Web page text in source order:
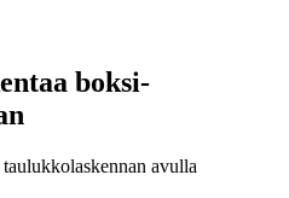
boksi-
avulla